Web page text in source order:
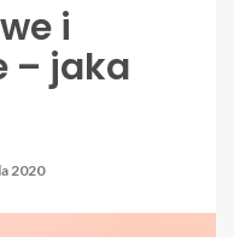
i
– jaka
2020